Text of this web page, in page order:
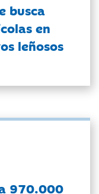
busca
en
leñosos
970.000